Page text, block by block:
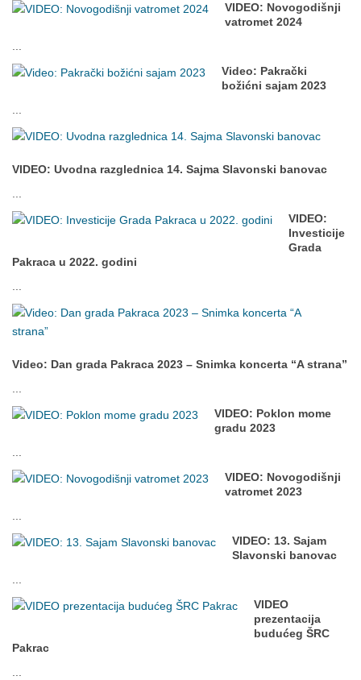
VIDEO: Novogodišnji
vatromet 2024
...
Video: Pakrački
božićni sajam 2023
...
VIDEO: Uvodna razglednica 14. Sajma Slavonski banovac
...
VIDEO:
Investicije
Grada
Pakraca u 2022. godini
...
Video: Dan grada Pakraca 2023 – Snimka koncerta “A strana”
...
VIDEO: Poklon mome
gradu 2023
...
VIDEO: Novogodišnji
vatromet 2023
...
VIDEO: 13. Sajam
Slavonski banovac
...
VIDEO
prezentacija
budućeg ŠRC
Pakrac
...